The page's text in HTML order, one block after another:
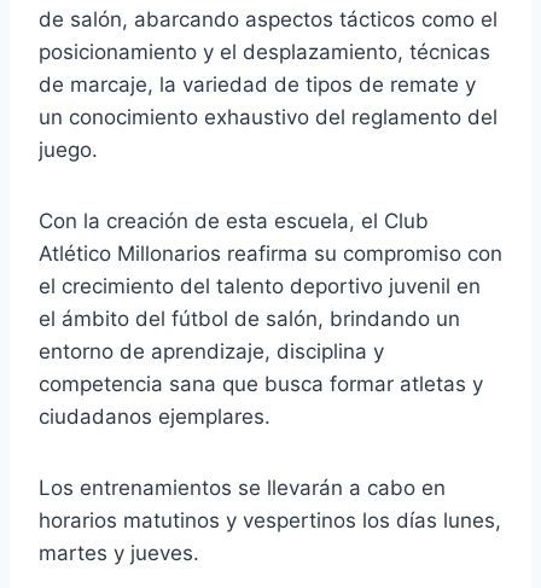
de salón, abarcando aspectos tácticos como el
posicionamiento y el desplazamiento, técnicas
de marcaje, la variedad de tipos de remate y
un conocimiento exhaustivo del reglamento del
juego.
Con la creación de esta escuela, el Club
Atlético Millonarios reafirma su compromiso con
el crecimiento del talento deportivo juvenil en
el ámbito del fútbol de salón, brindando un
entorno de aprendizaje, disciplina y
competencia sana que busca formar atletas y
ciudadanos ejemplares.
Los entrenamientos se llevarán a cabo en
horarios matutinos y vespertinos los días lunes,
martes y jueves.